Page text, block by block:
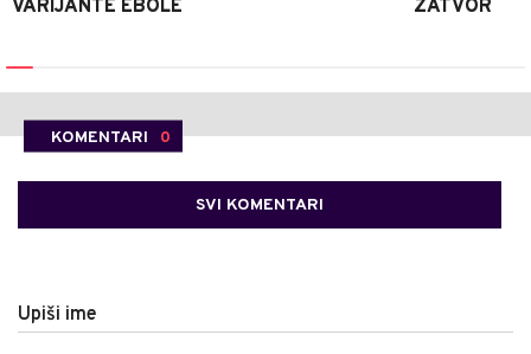
VARIJANTE EBOLE
ZATVOR
KOMENTARI 0
SVI KOMENTARI
Upiši ime